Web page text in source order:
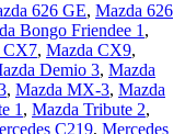
626 GE, Mazda 626
Bongo Friendee 1 ,
CX7, Mazda CX9,
Demio 3, Mazda
, Mazda MX-3, Mazda
1 , Mazda Tribute 2,
C219, Mercedes